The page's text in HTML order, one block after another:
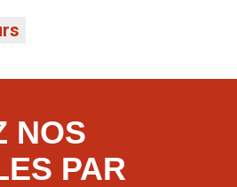
NOS
PAR